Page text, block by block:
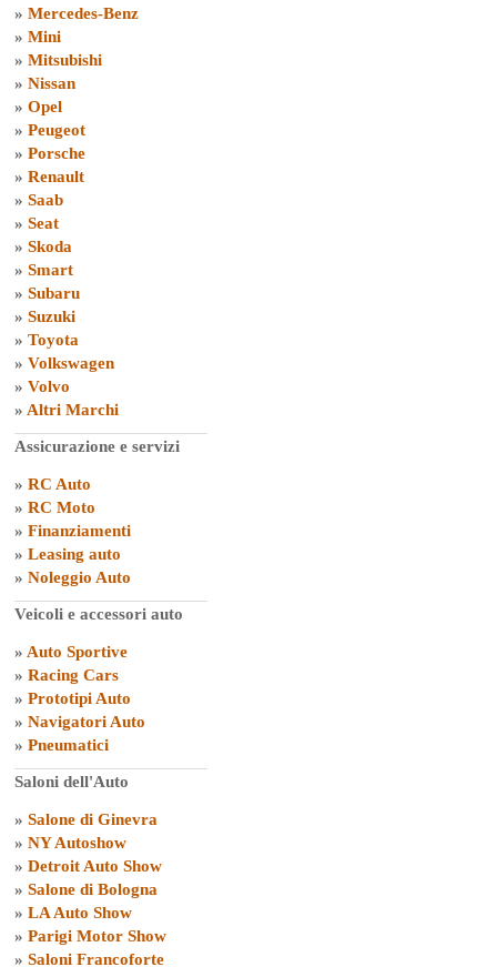
» Mercedes-Benz
» Mini
» Mitsubishi
» Nissan
» Opel
» Peugeot
» Porsche
» Renault
» Saab
» Seat
» Skoda
» Smart
» Subaru
» Suzuki
» Toyota
» Volkswagen
» Volvo
» Altri Marchi
Assicurazione e servizi
» RC Auto
» RC Moto
» Finanziamenti
» Leasing auto
» Noleggio Auto
Veicoli e accessori auto
» Auto Sportive
» Racing Cars
» Prototipi Auto
» Navigatori Auto
» Pneumatici
Saloni dell'Auto
» Salone di Ginevra
» NY Autoshow
» Detroit Auto Show
» Salone di Bologna
» LA Auto Show
» Parigi Motor Show
» Saloni Francoforte